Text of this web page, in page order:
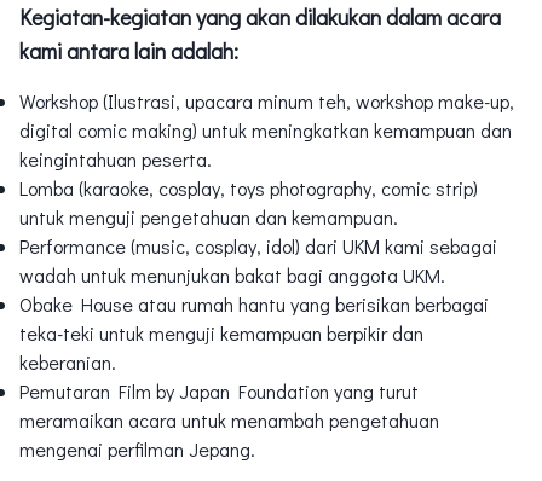
Kegiatan-kegiatan yang akan dilakukan dalam acara
kami antara lain adalah:
Workshop (Ilustrasi, upacara minum teh, workshop make-up,
digital comic making) untuk meningkatkan kemampuan dan
keingintahuan peserta.
Lomba (karaoke, cosplay, toys photography, comic strip)
untuk menguji pengetahuan dan kemampuan.
Performance (music, cosplay, idol) dari UKM kami sebagai
wadah untuk menunjukan bakat bagi anggota UKM.
Obake House atau rumah hantu yang berisikan berbagai
teka-teki untuk menguji kemampuan berpikir dan
keberanian.
Pemutaran Film by Japan Foundation yang turut
meramaikan acara untuk menambah pengetahuan
mengenai perfilman Jepang.